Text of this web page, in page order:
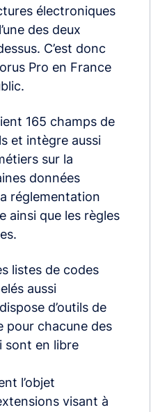
électroniques
des deux
C’est donc
Pro en France
165 champs de
et intègre aussi
sur la
données
réglementation
ainsi que les règles
listes de codes
aussi
d’outils de
pour chacune des
sont en libre
l’objet
visant à